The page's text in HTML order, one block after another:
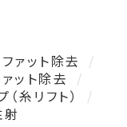
ァット除去
ット除去
（糸リフト）